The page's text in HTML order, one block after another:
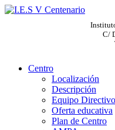
C/
Centro
Localización
Descripción
Equipo Directivo
Oferta educativa
Plan de Centro